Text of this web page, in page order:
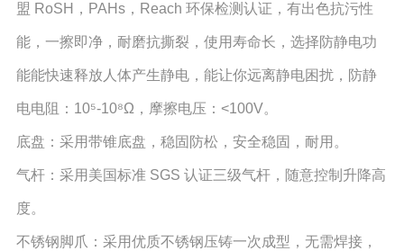
盟 RoSH，PAHs，Reach 环保检测认证，有出色抗污性
能，一擦即净，耐磨抗撕裂，使用寿命长，选择防静电功
能能快速释放人体产生静电，能让你远离静电困扰，防静
电电阻：10⁵-10⁸Ω，摩擦电压：<100V。
底盘：采用带锥底盘，稳固防松，安全稳固，耐用。
气杆：采用美国标准 SGS 认证三级气杆，随意控制升降高
度。
不锈钢脚爪：采用优质不锈钢压铸一次成型，无需焊接，